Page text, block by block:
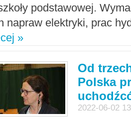
podstawowej.
napraw elektryki, prac
»
Od
Polska
2022-06-02